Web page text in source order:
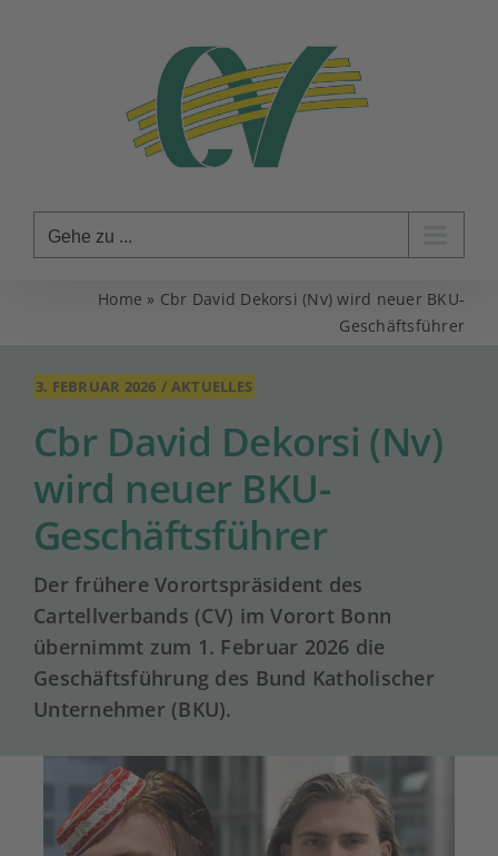
Gehe zu ...
Home » Cbr David Dekorsi (Nv) wird neuer BKU-
Geschäftsführer
3. FEBRUAR 2026 / AKTUELLES
Cbr David Dekorsi (Nv)
wird neuer BKU-
Geschäftsführer
Der frühere Vorortspräsident des
Cartellverbands (CV) im Vorort Bonn
übernimmt zum 1. Februar 2026 die
Geschäftsführung des Bund Katholischer
Unternehmer (BKU).